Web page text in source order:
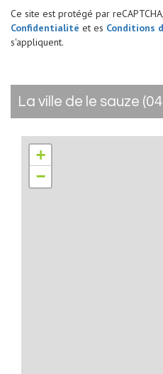
Ce site est protégé par
Confidentialité et es Conditions
s'appliquent.
la ville de le sauze
+
−